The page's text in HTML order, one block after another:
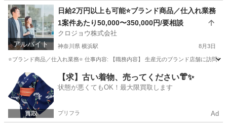
東京 新宿区 新宿駅 その他 仕入れ
アルバイト
日給2万円以上も可能⭐️ブランド商品／仕入れ業務
1案件あたり50,000〜350,000円/要相談
クロジョウ株式会社
神奈川県 横浜駅 8月3日
⭐️ブランド商品／仕入れ業務⭐️ 仕事内容: 【職務内容】 生産元のブランド店舗に訪問
神奈川 横浜駅 その他 仕入れ
【求】古い着物、売ってください👘✨
状態が悪くてもOK！最大限買取します
プリフラ Ad